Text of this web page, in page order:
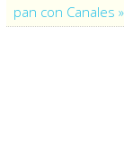
pan con Canales »